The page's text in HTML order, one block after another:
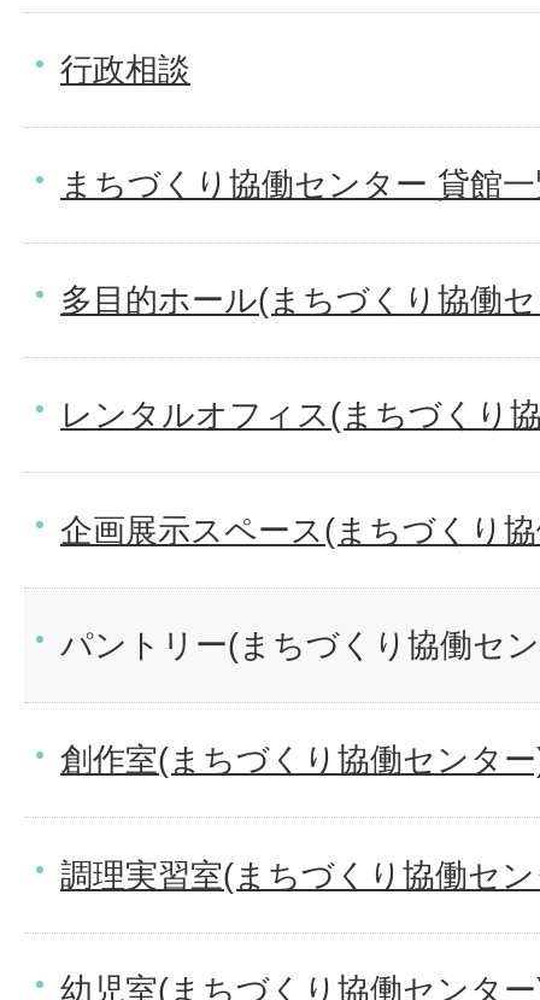
行政相談
まちづくり協働センター 貸館
多目的ホール(まちづくり協働
レンタルオフィス(まちづくり
企画展示スペース(まちづくり
パントリー(まちづくり協働セ
創作室(まちづくり協働センタ
調理実習室(まちづくり協働セ
幼児室(まちづくり協働センタ